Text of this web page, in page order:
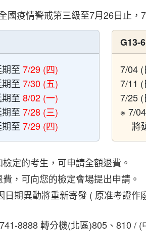
國疫情警戒第三級至7月26日止，
至 7/29 (四)
至 7/30 (五)
至 8/02 (一)
至 7/28 (三)
至 7/29 (四)
G13-
7/04
7/11
7/25
※ 7/
將
定的考生，可申請全額退費。
，可向您的檢定會場提出申請。
日期異動將重新寄發 ( 原准考證
8888 轉分機(北區)805、810 /